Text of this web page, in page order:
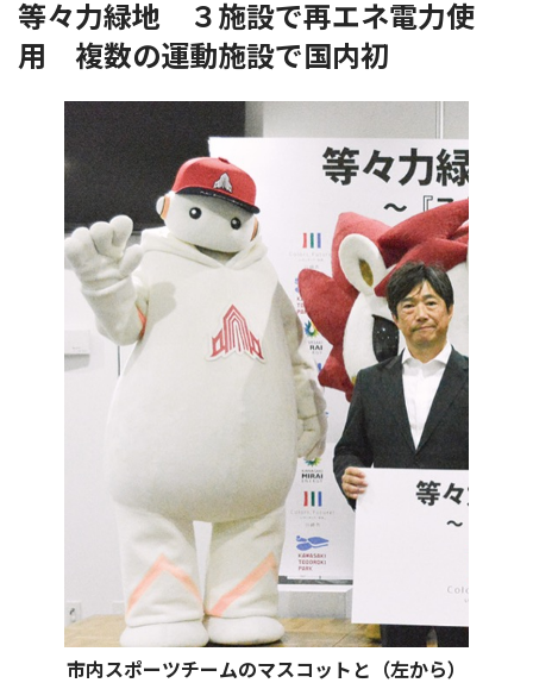
等々力緑地 ３施設で再エネ電力使
用 複数の運動施設で国内初
市内スポーツチームのマスコットと（左から）